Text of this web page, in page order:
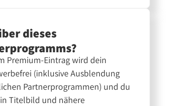
dieses
Premium-Eintrag wird dein
(inklusive Ausblendung
Partnerprogrammen) und du
Titelbild und nähere